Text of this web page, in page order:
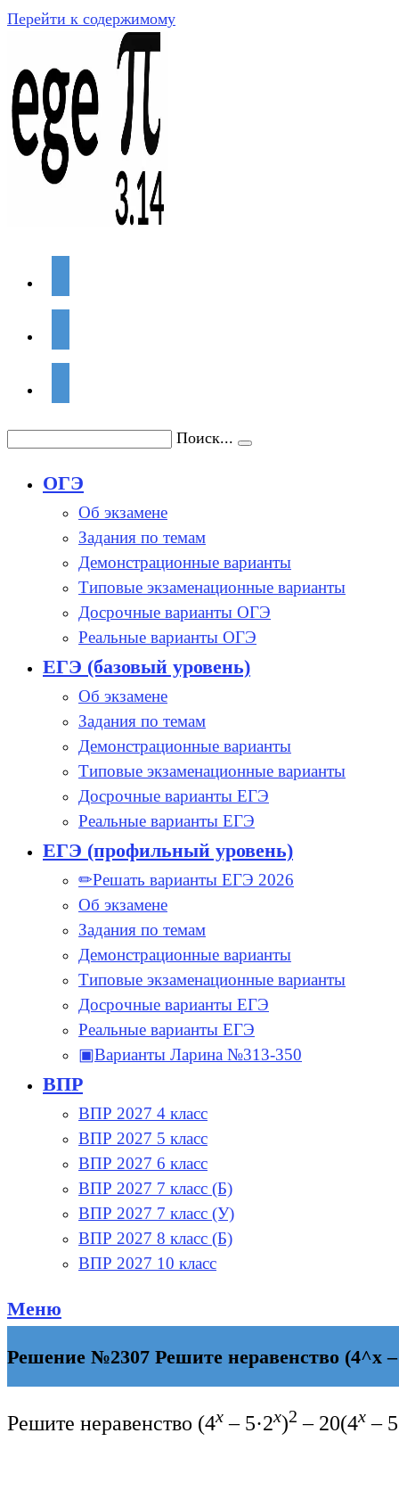
Перейти к содержимому
Поиск...
ОГЭ
Об экзамене
Задания по темам
Демонстрационные варианты
Типовые экзаменационные варианты
Досрочные варианты ОГЭ
Реальные варианты ОГЭ
ЕГЭ (базовый уровень)
Об экзамене
Задания по темам
Демонстрационные варианты
Типовые экзаменационные варианты
Досрочные варианты ЕГЭ
Реальные варианты ЕГЭ
ЕГЭ (профильный уровень)
✏Решать варианты ЕГЭ 2026
Об экзамене
Задания по темам
Демонстрационные варианты
Типовые экзаменационные варианты
Досрочные варианты ЕГЭ
Реальные варианты ЕГЭ
▣Варианты Ларина №313-350
ВПР
ВПР 2027 4 класс
ВПР 2027 5 класс
ВПР 2027 6 класс
ВПР 2027 7 класс (Б)
ВПР 2027 7 класс (У)
ВПР 2027 8 класс (Б)
ВПР 2027 10 класс
Меню
Решение №2307 Решите неравенство (4^х –
Решите неравенство (4х – 5·2х)2 – 20(4х –